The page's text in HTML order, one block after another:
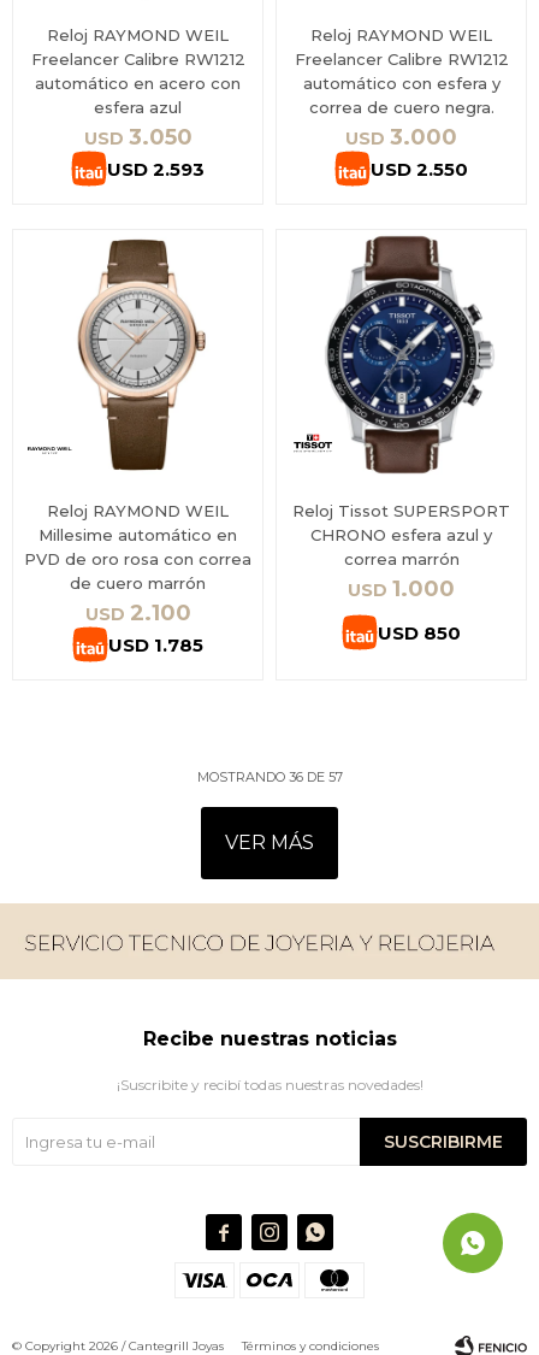
Reloj RAYMOND WEIL
Freelancer Calibre RW1212
automático en acero con
esfera azul
USD 3.050
USD 2.593
Reloj RAYMOND WEIL
Freelancer Calibre RW1212
automático con esfera y
correa de cuero negra.
USD 3.000
USD 2.550
Reloj RAYMOND WEIL
Millesime automático en
PVD de oro rosa con correa
de cuero marrón
USD 2.100
USD 1.785
Reloj Tissot SUPERSPORT
CHRONO esfera azul y
correa marrón
USD 1.000
USD 850
MOSTRANDO 36DE 57
VER MÁS
Recibe nuestras noticias
¡Suscribite y recibí todas nuestras novedades!
SUSCRIBIRME
  
© Copyright 2026 / Cantegrill JoyasTérminos y condiciones